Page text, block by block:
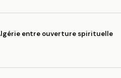
entre ouverture spirituelle